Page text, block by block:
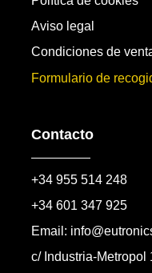
Aviso legal
Condiciones de
Formulario de
Contacto
+34 955 514 248
+34 601 347 925
Email:
c/ Industria-Metropol